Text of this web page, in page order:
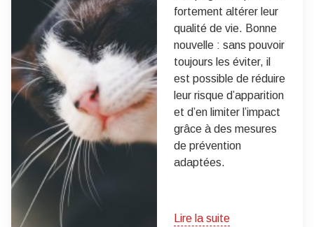
fortement altérer leur
qualité de vie. Bonne
nouvelle : sans pouvoir
toujours les éviter, il
est possible de réduire
leur risque d’apparition
et d’en limiter l’impact
grâce à des mesures
de prévention
adaptées.
Lire la suite